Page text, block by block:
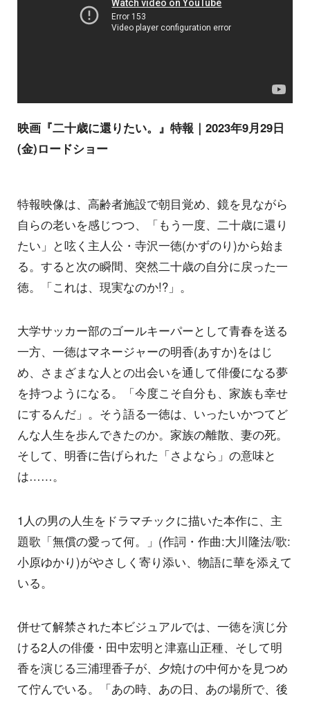
映画『二十歳に還りたい。』特報｜2023年9月29日
(金)ロードショー
特報映像は、高齢者施設で朝目覚め、鏡を見ながら
自らの老いを感じつつ、「もう一度、二十歳に還り
たい」と呟く主人公・寺沢一徳(かずのり)から始ま
る。すると次の瞬間、突然二十歳の自分に戻った一
徳。「これは、現実なのか!?」。
大学サッカー部のゴールキーパーとして青春を送る
一方、一徳はマネージャーの明香(あすか)をはじ
め、さまざまな人との出会いを通して俳優になる夢
を持つようになる。「今度こそ自分も、家族も幸せ
にするんだ」。そう語る一徳は、いったいかつてど
んな人生を歩んできたのか。家族の離散、妻の死。
そして、明香に告げられた「さよなら」の意味と
は……。
1人の男の人生をドラマチックに描いた本作に、主
題歌「無償の愛って何。」(作詞・作曲:大川隆法/歌:
小原ゆかり)がやさしく寄り添い、物語に華を添えて
いる。
併せて解禁された本ビジュアルでは、一徳を演じ分
ける2人の俳優・田中宏明と津嘉山正種、そして明
香を演じる三浦理香子が、夕焼けの中何かを見つめ
て佇んでいる。「あの時、あの日、あの場所で、後